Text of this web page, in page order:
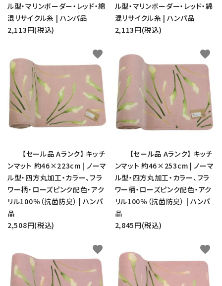
ル型・マリンボーダー・レッド・綿
混リサイクル糸 | ハンパ品
2,113円(税込)
ル型・マリンボーダー・レッド・綿
混リサイクル糸 | ハンパ品
2,113円(税込)
【セール品 Aランク】 キッチ
ンマット 約46×223cm | ノーマ
ル型・四方丸加工・カラー、フラ
ワー柄・ローズピンク配色・アク
リル100％（抗菌防臭） | ハンパ
品
2,508円(税込)
favorite
【セール品 Aランク】 キッチ
ンマット 約46×253cm | ノーマ
ル型・四方丸加工・カラー、フラ
ワー柄・ローズピンク配色・アク
リル100％（抗菌防臭） | ハンパ
品
2,845円(税込)
favorite
favorite favorite
close